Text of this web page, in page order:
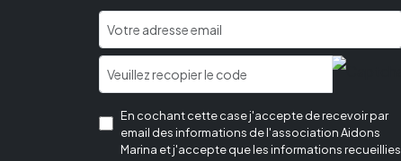
En cochant cette case j'accepte de recevoir par
email des informations de l'association Aidons
Marina et j'accepte que les informations recueillies